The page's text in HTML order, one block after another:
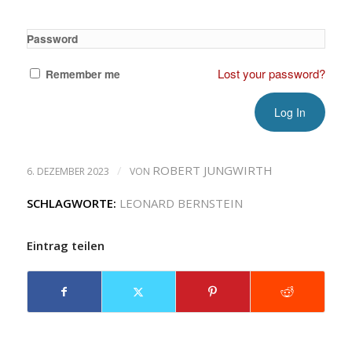
Password
Remember me Lost your password?
6. DEZEMBER 2023 / VON ROBERT JUNGWIRTH
SCHLAGWORTE: LEONARD BERNSTEIN
Eintrag teilen